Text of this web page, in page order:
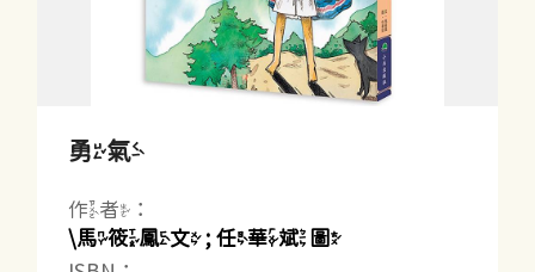
勇氣
作者：
\馬筱鳳文 ; 任華斌圖